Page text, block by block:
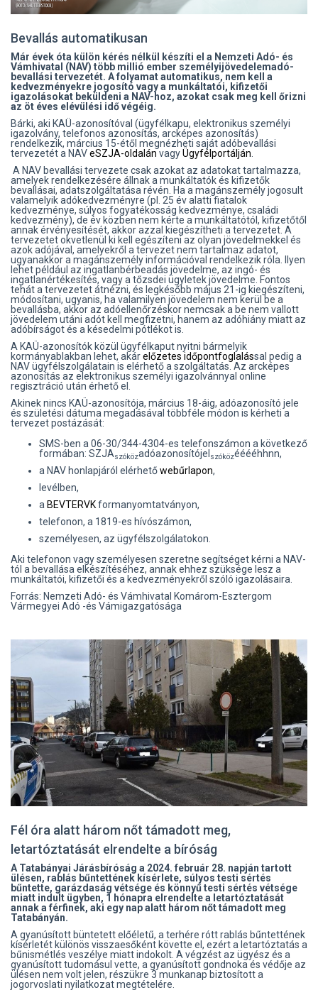
Bevallás automatikusan
Már évek óta külön kérés nélkül készíti el a Nemzeti Adó- és
Vámhivatal (NAV) több millió ember személyijövedelemadó-
bevallási tervezetét. A folyamat automatikus, nem kell a
kedvezményekre jogosító vagy a munkáltatói, kifizetői
igazolásokat beküldeni a NAV-hoz, azokat csak meg kell őrizni
az öt éves elévülési idő végéig.
Bárki, aki KAÜ-azonosítóval (ügyfélkapu, elektronikus személyi
igazolvány, telefonos azonosítás, arcképes azonosítás)
rendelkezik, március 15-étől megnézheti saját adóbevallási
tervezetét a NAVeSZJA-oldalán vagyÜgyfélportálján
A NAV bevallási tervezete csak azokat az adatokat tartalmazza,
amelyek rendelkezésére állnak a munkáltatók és kifizetők
bevallásai, adatszolgáltatása révén. Ha a magánszemély jogosult
valamelyik adókedvezményre (pl. 25 év alatti fiatalok
kedvezménye, súlyos fogyatékosság kedvezménye, családi
kedvezmény), de év közben nem kérte a munkáltatótól, kifizetőtől
annak érvényesítését, akkor azzal kiegészítheti a tervezetet. A
tervezetet okvetlenül ki kell egészíteni az olyan jövedelmekkel és
azok adójával, amelyekről a tervezet nem tartalmaz adatot,
ugyanakkor a magánszemély információval rendelkezik róla. Ilyen
lehet például az ingatlanbérbeadás jövedelme, az ingó- és
ingatlanértékesítés, vagy a tőzsdei ügyletek jövedelme. Fontos
tehát a tervezetet átnézni, és legkésőbb május 21-ig kiegészíteni,
módosítani, ugyanis, ha valamilyen jövedelem nem kerül be a
bevallásba, akkor az adóellenőrzéskor nemcsak a be nem vallott
jövedelem utáni adót kell megfizetni, hanem az adóhiány miatt az
adóbírságot és a késedelmi pótlékot is.
A KAÜ-azonosítók közül ügyfélkaput nyitni bármelyik
kormányablakban lehet, akárelőzetes időpontfoglalással pedig a
NAV ügyfélszolgálatain is elérhető a szolgáltatás. Az arcképes
azonosítás az elektronikus személyi igazolvánnyal online
regisztráció után érhető el.
Akinek nincs KAÜ-azonosítója, március 18-áig, adóazonosító jele
és születési dátuma megadásával többféle módon is kérheti a
tervezet postázását:
SMS-ben a 06-30/344-4304-es telefonszámon a következő
formában: SZJAszóközadóazonosítójel szóközééééhhnn,
a NAV honlapjáról elérhetőwebűrlapon,
levélben,
a BEVTERVKformanyomtatványon,
telefonon, a 1819-es hívószámon,
személyesen, az ügyfélszolgálatokon.
Aki telefonon vagy személyesen szeretne segítséget kérni a NAV-
tól a bevallása elkészítéséhez, annak ehhez szüksége lesz a
munkáltatói, kifizetői és a kedvezményekről szóló igazolásaira.
Forrás: Nemzeti Adó- és Vámhivatal Komárom-Esztergom
Vármegyei Adó -és Vámigazgatósága
Fél óra alatt három nőt támadott meg,
letartóztatását elrendelte a bíróság
A Tatabányai Járásbíróság a 2024. február 28. napján tartott
ülésen, rablás bűntettének kísérlete, súlyos testi sértés
bűntette, garázdaság vétsége és könnyű testi sértés vétsége
miatt indult ügyben, 1 hónapra elrendelte a letartóztatását
annak a férfinek, aki egy nap alatt három nőt támadott meg
Tatabányán.
A gyanúsított büntetett előéletű, a terhére rótt rablás bűntettének
kísérletét különös visszaesőként követte el, ezért a letartóztatás a
bűnismétlés veszélye miatt indokolt. A végzést az ügyész és a
gyanúsított tudomásul vette, a gyanúsított gondnoka és védője az
ülésen nem volt jelen, részükre 3 munkanap biztosított a
jogorvoslati nyilatkozat megtételére.